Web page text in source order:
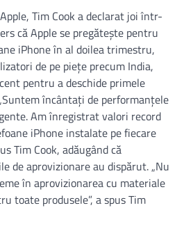
Tim Cook a declarat joi într-
că Apple se pregăteşte pentru
iPhone în al doilea trimestru,
de pe pieţe precum India,
pentru a deschide primele
încântaţi de performanţele
Am înregistrat valori record
iPhone instalate pe fiecare
Tim Cook, adăugând că
de aprovizionare au dispărut. „Nu
în aprovizionarea cu materiale
toate produsele”, a spus Tim